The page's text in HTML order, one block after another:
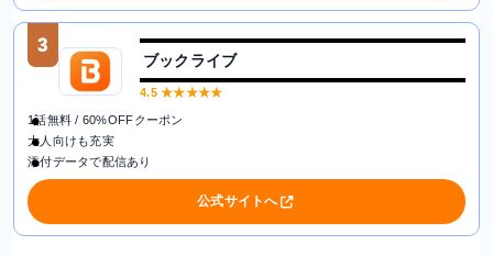
3
ブックライブ
4.5★★★★★
1話無料 / 60%OFFクーポン
大人向けも充実
添付データで配信あり
公式サイトへ